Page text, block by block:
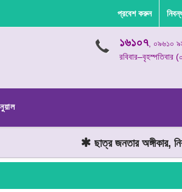
প্রবেশ করুন
১৬১০৭, ০৯৬১০
ছাত্র জনতার অঙ্গীকার,